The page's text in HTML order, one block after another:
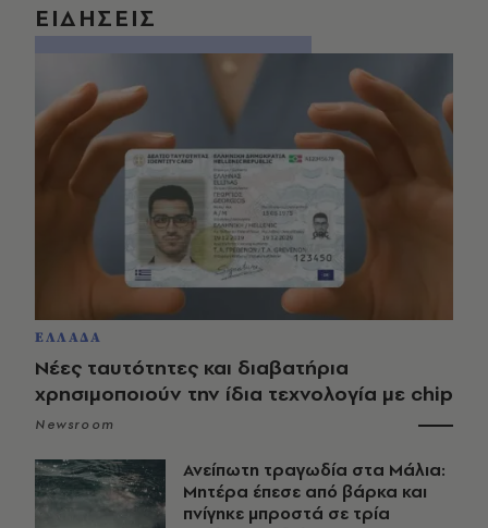
ΕΙΔΗΣΕΙΣ
ΕΛΛΑΔΑ
Νέες ταυτότητες και διαβατήρια
χρησιμοποιούν την ίδια τεχνολογία με chip
Newsroom
Ανείπωτη τραγωδία στα Μάλια:
Μητέρα έπεσε από βάρκα και
πνίγηκε μπροστά σε τρία